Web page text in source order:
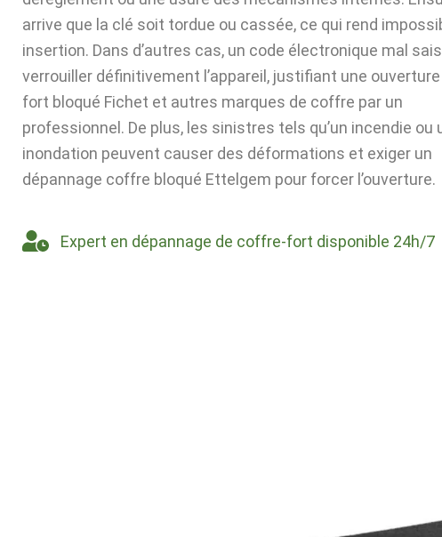
arrive que la clé soit tordue ou cassée, ce qui rend
insertion. Dans d’autres cas, un code électronique mal
verrouiller définitivement l’appareil, justifiant une
fort bloqué Fichet et autres marques de coffre par un
professionnel. De plus, les sinistres tels qu’un incendie ou
inondation peuvent causer des déformations et exiger un
dépannage coffre bloqué Ettelgem pour forcer l’ouverture.
Expert en dépannage de coffre-fort disponible 24h/7